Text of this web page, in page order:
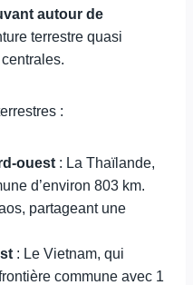
autour de
terrestre quasi
:
ouest : La Thaïlande,
d’environ 803 km.
partageant une
: Le Vietnam, qui
commune avec 1